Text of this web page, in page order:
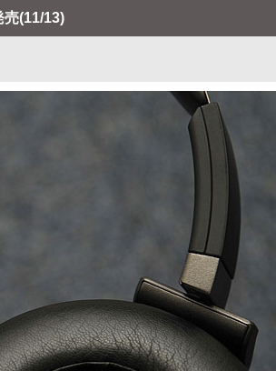
売(11/13)